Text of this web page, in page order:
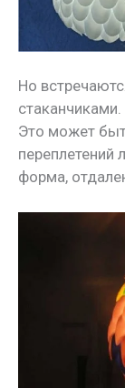
Но
Это может
переплетений
форма,